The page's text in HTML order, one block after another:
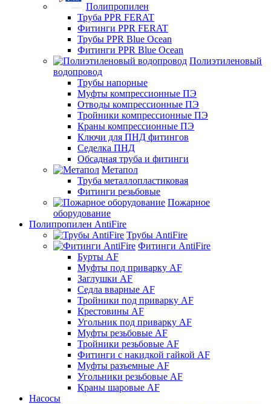
Полипропилен
Труба PPR FERAT
Фитинги PPR FERAT
Трубы PPR Blue Ocean
Фитинги PPR Blue Ocean
Полиэтиленовый
водопровод
Трубы напорные
Муфты компрессионные ПЭ
Отводы компрессионные ПЭ
Тройники компрессионные ПЭ
Краны компрессионные ПЭ
Ключи для ПНД фитингов
Седелка ПНД
Обсадная труба и фитинги
Метапол
Труба металлопластиковая
Фитинги резьбовые
Пожарное
оборудование
Полипропилен AntiFire
Трубы AntiFire
Фитинги AntiFire
Бурты AF
Муфты под приварку AF
Заглушки AF
Седла вварные AF
Тройники под приварку AF
Крестовины AF
Угольник под приварку AF
Муфты резьбовые AF
Тройники резьбовые AF
Фитинги с накидкой гайкой AF
Муфты разъемные AF
Угольники резьбовые AF
Краны шаровые AF
Насосы